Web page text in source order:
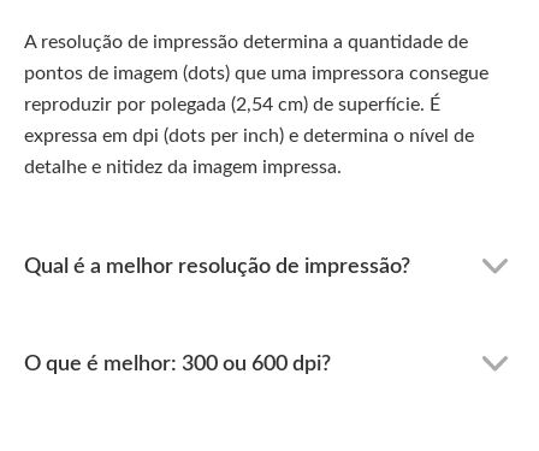
A resolução de impressão determina a quantidade de
pontos de imagem (dots) que uma impressora consegue
reproduzir por polegada (2,54 cm) de superfície. É
expressa em dpi (dots per inch) e determina o nível de
detalhe e nitidez da imagem impressa.
Qual é a melhor resolução de impressão?
O que é melhor: 300 ou 600 dpi?